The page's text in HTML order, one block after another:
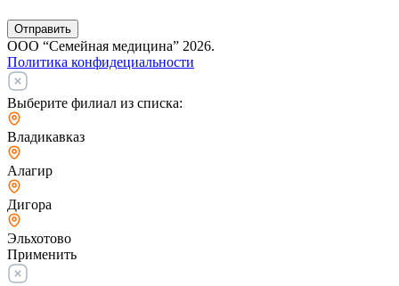
Отправить
ООО “Семейная медицина” 2026.
Политика конфидециальности
Выберите филиал из списка:
Владикавказ
Алагир
Дигора
Эльхотово
Применить